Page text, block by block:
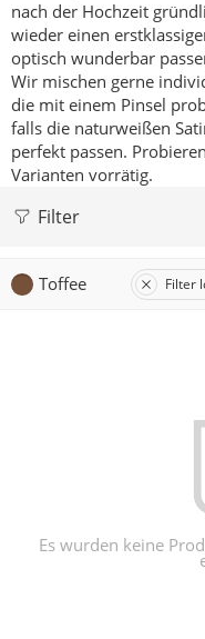
nach der Hochzeit
wieder einen
optisch wunderbar
Wir mischen gerne
die mit einem Pinsel
falls die naturweißen
perfekt passen.
Varianten vorrätig.
Filter
Toffee Filter
Es wurden keine